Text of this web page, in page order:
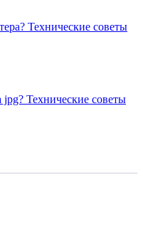
Технические советы
jpg? Технические советы